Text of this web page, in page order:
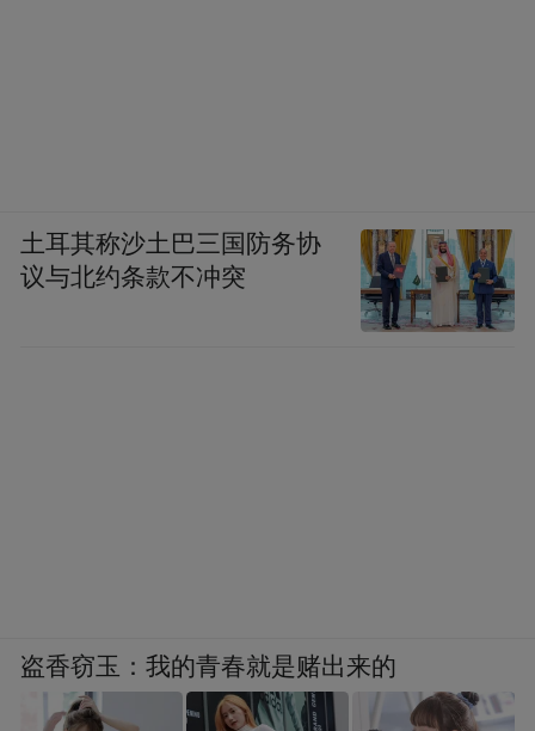
土耳其称沙土巴三国防务协
议与北约条款不冲突
盗香窃玉：我的青春就是赌出来的